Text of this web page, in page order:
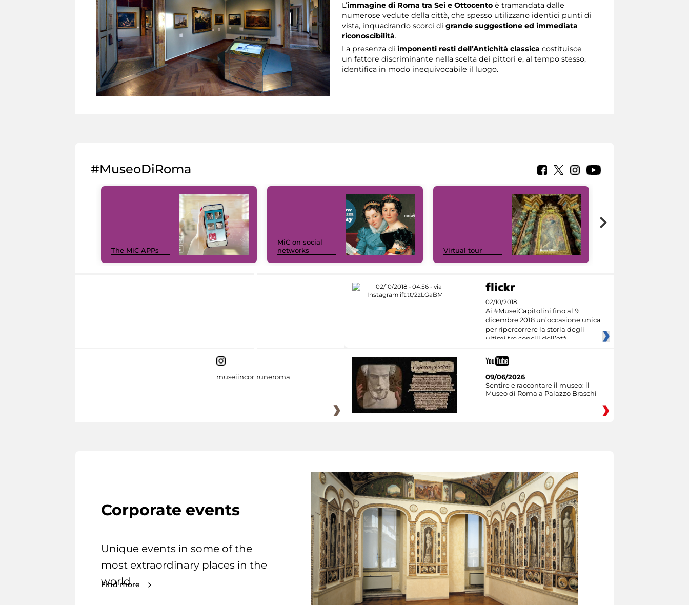
L’immagine di Roma tra Sei e Ottocento è tramandata dalle
numerose vedute della città, che spesso utilizzano identici punti di
vista, inquadrando scorci digrande suggestione ed immediata
riconoscibilità.
La presenza diimponenti resti dell’Antichità classica costituisce
un fattore discriminante nella scelta dei pittori e, al tempo stesso,
identifica in modo inequivocabile il luogo.
#MuseoDiRoma
The MiC APPs
MiC on social
networks
Virtual tour
02/10/2018
Ai #MuseiCapitolini fino al 9
dicembre 2018 un’occasione unica
per ripercorrere la storia degli
ultimi tre concili dell’età
museiincomuneroma
09/06/2026
Sentire e raccontare il museo: il
Museo di Roma a Palazzo Braschi
Corporate events
Unique events in some of the
most extraordinary places in the
world.
Find more